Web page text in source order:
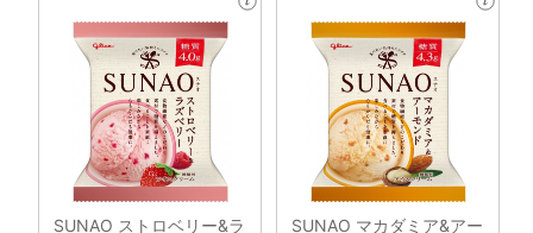
SUNAO ストロベリー&ラ
SUNAO マカダミア&アー